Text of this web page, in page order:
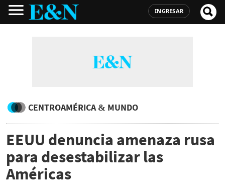
INGRESAR
CENTROAMÉRICA & MUNDO
EEUU denuncia amenaza rusa
para desestabilizar las
Américas